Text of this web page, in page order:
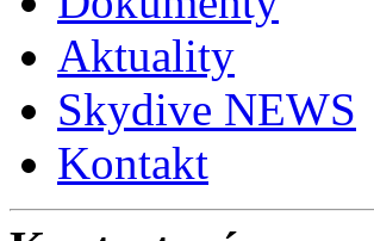
Aktuality
Skydive NEWS
Kontakt